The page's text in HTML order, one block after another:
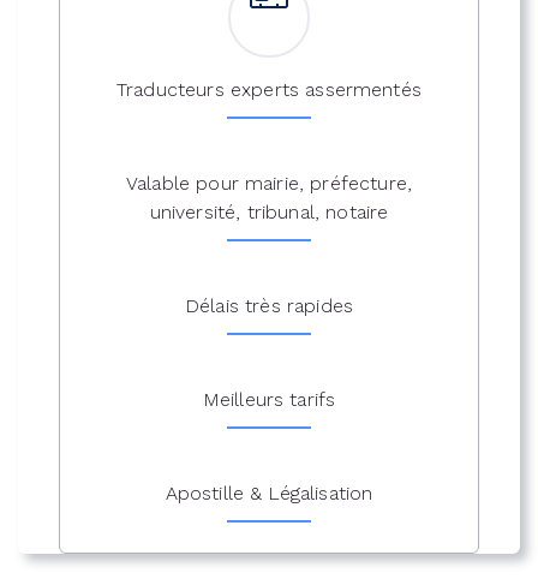
Traducteurs experts assermentés
Valable pour mairie, préfecture,
université, tribunal, notaire
Délais très rapides
Meilleurs tarifs
Apostille & Légalisation